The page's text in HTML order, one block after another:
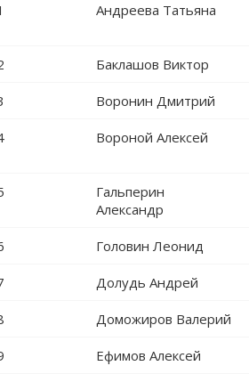
Андреева Татьяна
Баклашов Виктор
Воронин Дмитрий
Вороной Алексей
Гальперин
Александр
Головин Леонид
Долудь Андрей
Доможиров Валерий
Ефимов Алексей